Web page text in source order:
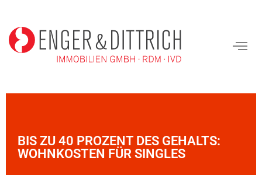
BIS ZU 40 PROZENT DES GEHALTS:
WOHNKOSTEN FÜR SINGLES